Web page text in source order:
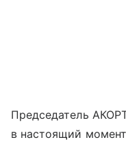
Председатель
в настоящий